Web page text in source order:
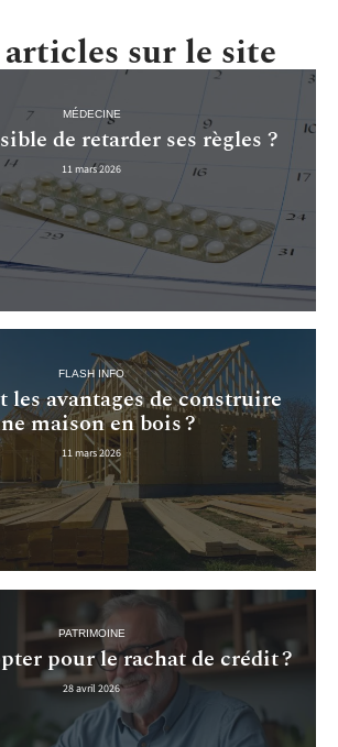
sur le site
MÉDECINE
de retarder ses règles ?
11 mars 2026
FLASH INFO
les avantages de construire
maison en bois ?
11 mars 2026
PATRIMOINE
pour le rachat de crédit ?
28 avril 2026